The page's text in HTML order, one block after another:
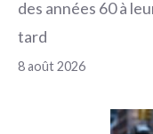
des années 60 à
tard
8 août 2026